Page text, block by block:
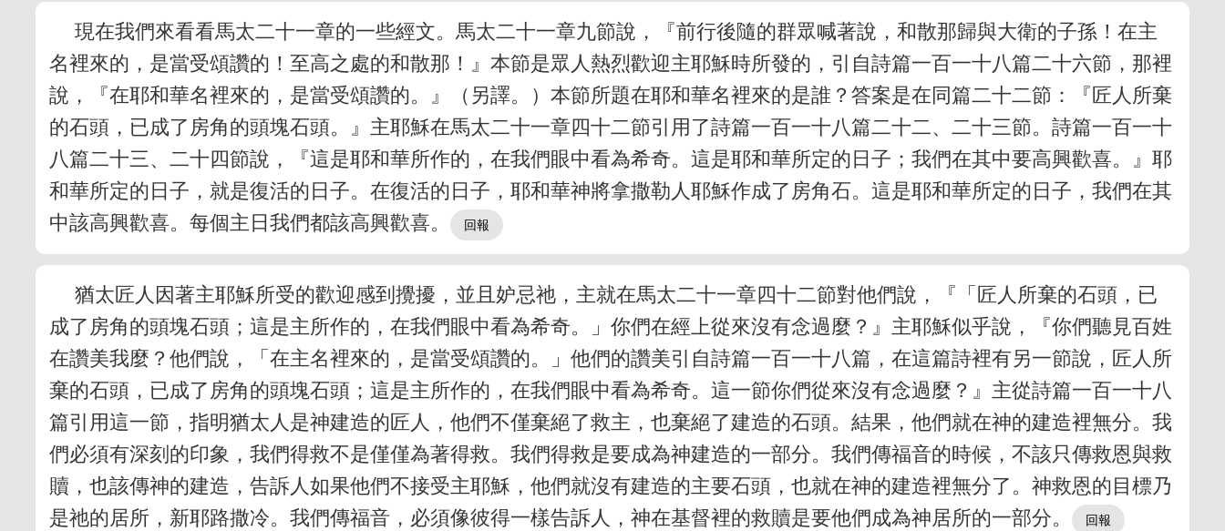
現在我們來看看馬太二十一章的一些經文。馬太二十一章九節說，『前行後隨的群眾喊著說，和散那歸與大衛的子孫！在主
名裡來的，是當受頌讚的！至高之處的和散那！』本節是眾人熱烈歡迎主耶穌時所發的，引自詩篇一百一十八篇二十六節，那裡
說，『在耶和華名裡來的，是當受頌讚的。』（另譯。）本節所題在耶和華名裡來的是誰？答案是在同篇二十二節：『匠人所棄
的石頭，已成了房角的頭塊石頭。』主耶穌在馬太二十一章四十二節引用了詩篇一百一十八篇二十二、二十三節。詩篇一百一十
八篇二十三、二十四節說，『這是耶和華所作的，在我們眼中看為希奇。這是耶和華所定的日子；我們在其中要高興歡喜。』耶
和華所定的日子，就是復活的日子。在復活的日子，耶和華神將拿撒勒人耶穌作成了房角石。這是耶和華所定的日子，我們在其
中該高興歡喜。每個主日我們都該高興歡喜。
猶太匠人因著主耶穌所受的歡迎感到攪擾，並且妒忌祂，主就在馬太二十一章四十二節對他們說，『「匠人所棄的石頭，已
成了房角的頭塊石頭；這是主所作的，在我們眼中看為希奇。」你們在經上從來沒有念過麼？』主耶穌似乎說，『你們聽見百姓
在讚美我麼？他們說，「在主名裡來的，是當受頌讚的。」他們的讚美引自詩篇一百一十八篇，在這篇詩裡有另一節說，匠人所
棄的石頭，已成了房角的頭塊石頭；這是主所作的，在我們眼中看為希奇。這一節你們從來沒有念過麼？』主從詩篇一百一十八
篇引用這一節，指明猶太人是神建造的匠人，他們不僅棄絕了救主，也棄絕了建造的石頭。結果，他們就在神的建造裡無分。我
們必須有深刻的印象，我們得救不是僅僅為著得救。我們得救是要成為神建造的一部分。我們傳福音的時候，不該只傳救恩與救
贖，也該傳神的建造，告訴人如果他們不接受主耶穌，他們就沒有建造的主要石頭，也就在神的建造裡無分了。神救恩的目標乃
是祂的居所，新耶路撒冷。我們傳福音，必須像彼得一樣告訴人，神在基督裡的救贖是要他們成為神居所的一部分。